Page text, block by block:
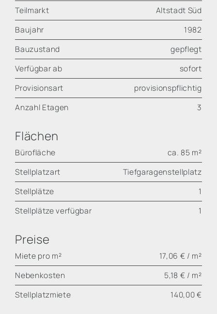
Teilmarkt
Altstadt Süd
Baujahr
1982
Bauzustand
gepflegt
Verfügbar ab
sofort
Provisionsart
provisionspflichtig
Anzahl Etagen
3
Flächen
Bürofläche
ca. 85 m²
Stellplatzart
Tiefgaragenstellplatz
Stellplätze
1
Stellplätze verfügbar
1
Preise
Miete pro m²
17,06 € / m²
Nebenkosten
5,18 € / m²
Stellplatzmiete
140,00 €